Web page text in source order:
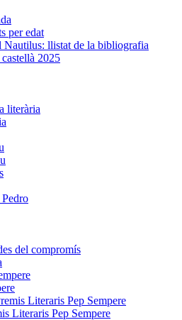
per edat
Nautilus: llistat de la bibliografia
2025
literària
del compromís
Literaris Pep Sempere
Literaris Pep Sempere